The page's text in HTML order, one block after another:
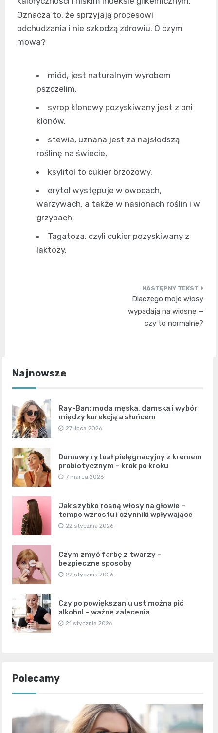
Oznacza to, że sprzyjają procesowi
odchudzania i nie szkodzą zdrowiu. O czym
mowa?
miód, jest naturalnym wyrobem
pszczelim,
syrop klonowy pozyskiwany jest z pni
klonów,
stewia, uznana jest za najsłodszą
roślinę na świecie,
ksylitol to cukier brzozowy,
erytol występuje w owocach,
warzywach, a także w nasionach roślin i w
grzybach,
Tagatoza, czyli cukier pozyskiwany z
laktozy.
Dlaczego moje włosy
wypadają na wiosnę —
czy to normalne?
Najnowsze
Ray-Ban: moda męska, damska i wybór
między korekcją a słońcem
27 lipca 2026
Domowy rytuał pielęgnacyjny z kremem
probiotycznym – krok po kroku
7 marca 2026
Jak szybko rosną włosy na głowie –
tempo wzrostu i czynniki wpływające
22 stycznia 2026
Czym zmyć farbę z twarzy –
bezpieczne sposoby
22 stycznia 2026
Czy po powiększaniu ust można pić
alkohol – ważne zalecenia
21 stycznia 2026
Polecamy